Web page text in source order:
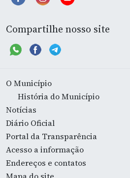
Compartilhe nosso site
O Município
História do Município
Notícias
Diário Oficial
Portal da Transparência
Acesso a informação
Endereços e contatos